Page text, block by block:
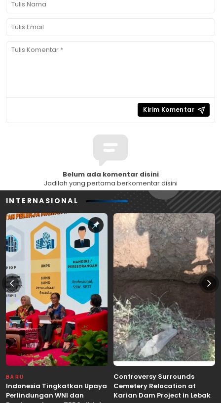
Belum ada komentar disini
Jadilah yang pertama berkomentar disini
INTERNASIONAL
BARU
Indonesia Tingkatkan Upaya
Perlindungan WNI dan
Controversy Surrounds
Cemetery Relocation at
Karian Dam Project in Lebak,